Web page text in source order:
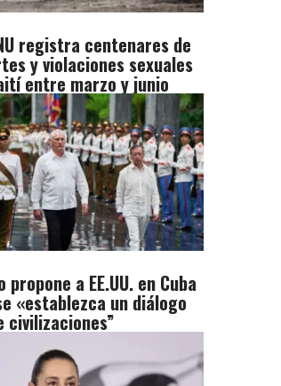
registra centenares de
y violaciones sexuales
entre marzo y junio
propone a EE.UU. en Cuba
«establezca un diálogo
civilizaciones”